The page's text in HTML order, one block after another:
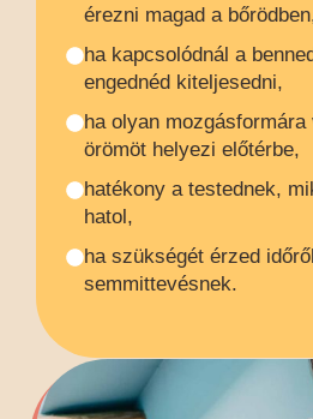
érezni magad a
ha kapcsolódnál a
engednéd kiteljesedni,
ha olyan
örömöt helyezi előtérbe,
hatékony a testednek,
hatol,
ha szükségét érzed
semmittevésnek.